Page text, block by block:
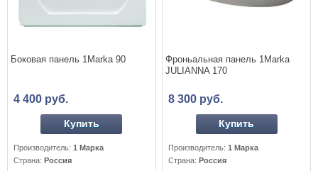
Боковая панель 1Marka 90
4 400 руб.
Купить
Производитель:1 Марка
Страна: Россия
Фроньальная панель 1Marka
JULIANNA 170
8 300 руб.
Купить
Производитель:1 Марка
Страна: Россия